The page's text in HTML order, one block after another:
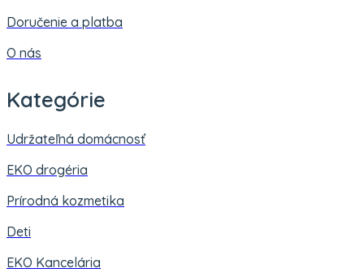
Doručenie a platba
O nás
Kategórie
Udržateľná domácnosť
EKO drogéria
Prírodná kozmetika
Deti
EKO Kancelária